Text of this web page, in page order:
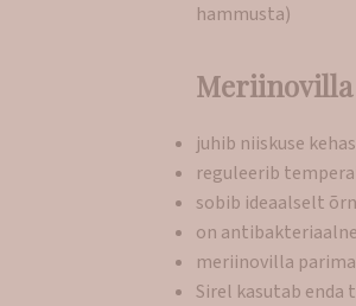
hammusta)
Meriinovilla
juhib niiskuse
reguleerib
sobib ideaalselt
on
meriinovilla
Sirel kasutab